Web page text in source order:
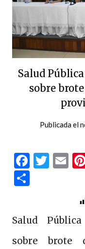
Salud
sobre
Publicada el
Salud
sobre brote